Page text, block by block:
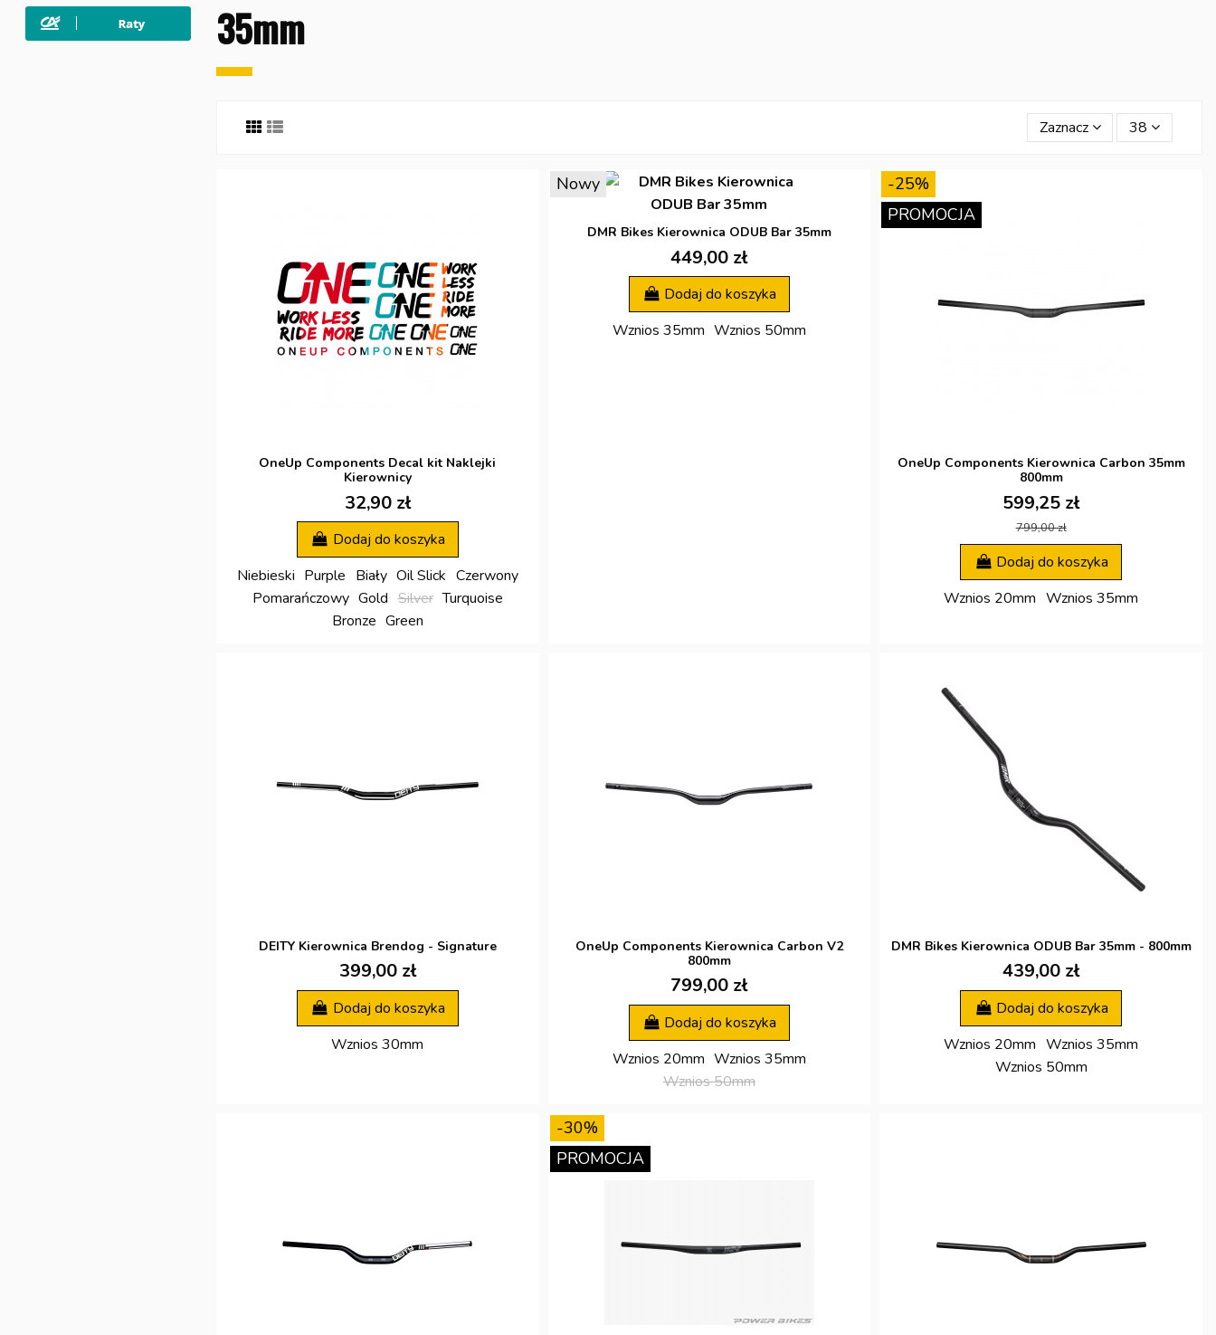
35mm
Zaznacz 38
OneUp Components Decal kit Naklejki
Kierownicy
32,90 zł
Dodaj do koszyka
Niebieski Purple Biały Oil Slick Czerwony
Pomarańczowy Gold Silver Turquoise
Bronze Green
Nowy
DMR Bikes Kierownica ODUB Bar 35mm
449,00 zł
Dodaj do koszyka
Wznios 35mm Wznios 50mm
-25%
PROMOCJA
OneUp Components Kierownica Carbon 35mm
800mm
599,25 zł
799,00 zł
Dodaj do koszyka
Wznios 20mm Wznios 35mm
DEITY Kierownica Brendog - Signature
399,00 zł
Dodaj do koszyka
Wznios 30mm
OneUp Components Kierownica Carbon V2
800mm
799,00 zł
Dodaj do koszyka
Wznios 20mm Wznios 35mm
Wznios 50mm
DMR Bikes Kierownica ODUB Bar 35mm - 800mm
439,00 zł
Dodaj do koszyka
Wznios 20mm Wznios 35mm
Wznios 50mm
-30%
PROMOCJA